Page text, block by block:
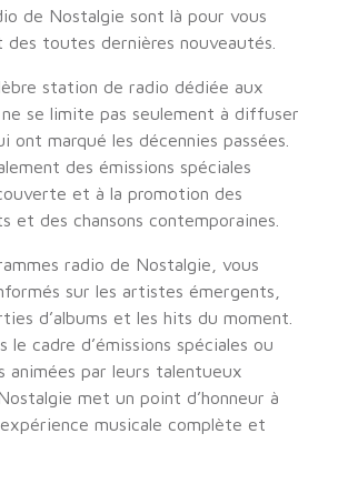
de Nostalgie sont là pour vous
toutes dernières nouveautés.
station de radio dédiée aux
ne se limite pas seulement à diffuser
ont marqué les décennies passées.
des émissions spéciales
et à la promotion des
et des chansons contemporaines.
radio de Nostalgie, vous
sur les artistes émergents,
d’albums et les hits du moment.
le cadre d’émissions spéciales ou
animées par leurs talentueux
met un point d’honneur à
musicale complète et